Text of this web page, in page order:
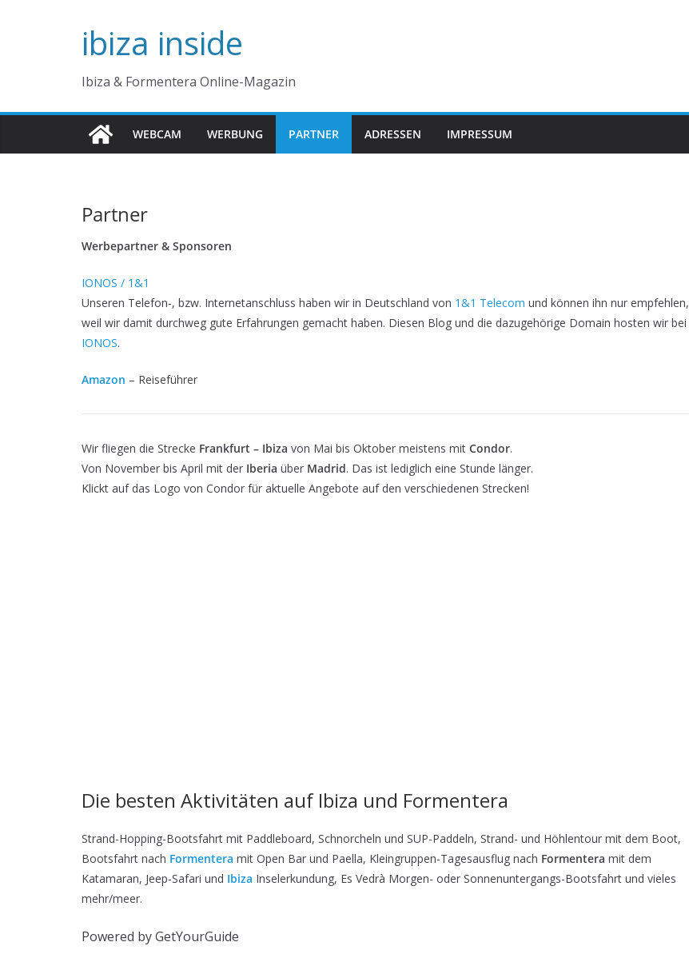
ibiza inside
Ibiza & Formentera Online-Magazin
WEBCAM WERBUNG PARTNER ADRESSEN IMPRESSUM
Partner
Werbepartner & Sponsoren
IONOS / 1&1
Unseren Telefon-, bzw. Internetanschluss haben wir in Deutschland von 1&1 Telecom und können ihn nur empfehlen,
weil wir damit durchweg gute Erfahrungen gemacht haben. Diesen Blog und die dazugehörige Domain hosten wir bei
IONOS.
Amazon – Reiseführer
Wir fliegen die Strecke Frankfurt – Ibiza von Mai bis Oktober meistens mit Condor.
Von November bis April mit der Iberia über Madrid. Das ist lediglich eine Stunde länger.
Klickt auf das Logo von Condor für aktuelle Angebote auf den verschiedenen Strecken!
Die besten Aktivitäten auf Ibiza und Formentera
Strand-Hopping-Bootsfahrt mit Paddleboard, Schnorcheln und SUP-Paddeln, Strand- und Höhlentour mit dem Boot,
Bootsfahrt nach Formentera mit Open Bar und Paella, Kleingruppen-Tagesausflug nach Formentera mit dem
Katamaran, Jeep-Safari und Ibiza Inselerkundung, Es Vedrà Morgen- oder Sonnenuntergangs-Bootsfahrt und vieles
mehr/meer.
Powered by GetYourGuide